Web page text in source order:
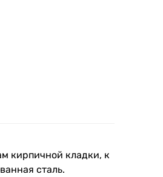
кирпичной кладки, к
сталь.